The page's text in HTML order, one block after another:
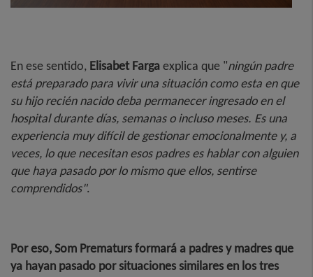
En ese sentido, Elisabet Fargaexplica que "ningún padre
está preparado para vivir una situación como esta en que
su hijo recién nacido deba permanecer ingresado en el
hospital durante días, semanas o incluso meses. Es una
experiencia muy difícil de gestionar emocionalmente y, a
veces, lo que necesitan esos padres es hablar con alguien
que haya pasado por lo mismo que ellos, sentirse
comprendidos".
Por eso, Som Prematurs formará a padres y madres que
ya hayan pasado por situaciones similares en los tres